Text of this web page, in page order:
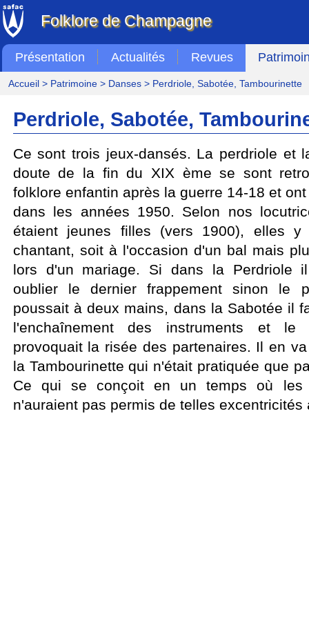
Folklore de Champagne
Présentation Actualités Revues
Accueil> Patrimoine> Danses> Perdriole, Sabotée, Tambourinette
Perdriole, Sabotée,
Ce sont trois jeux-dansés. La perdriole et
doute de la fin du XIX ème se sont
folklore enfantin après la guerre 14-18 et
dans les années 1950. Selon nos
étaient jeunes filles (vers 1900), elles
chantant, soit à l'occasion d'un bal mais
lors d'un mariage. Si dans la Perdriole
oublier le dernier frappement sinon le
poussait à deux mains, dans la Sabotée il
l'enchaînement des instruments et le
provoquait la risée des partenaires. Il en
la Tambourinette qui n'était pratiquée que
Ce qui se conçoit en un temps où les
n'auraient pas permis de telles excentricités